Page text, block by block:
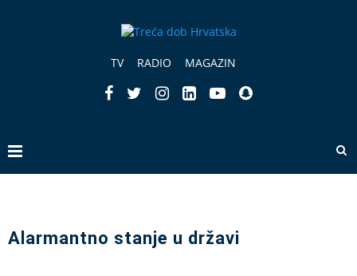
TV RADIO MAGAZIN
Alarmantno stanje u državi